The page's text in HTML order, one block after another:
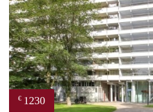
€ 1230